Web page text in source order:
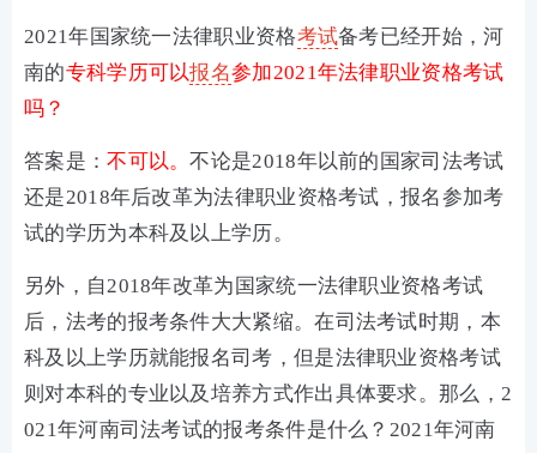
2021年国家统一法律职业资格考试备考已经开始，河
南的专科学历可以报名参加2021年法律职业资格考试
吗？
答案是：不可以。不论是2018年以前的国家司法考试
还是2018年后改革为法律职业资格考试，报名参加考
试的学历为本科及以上学历。
另外，自2018年改革为国家统一法律职业资格考试
后，法考的报考条件大大紧缩。在司法考试时期，本
科及以上学历就能报名司考，但是法律职业资格考试
则对本科的专业以及培养方式作出具体要求。那么，2
021年河南司法考试的报考条件是什么？2021年河南